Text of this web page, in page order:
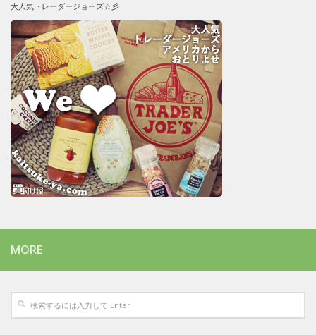
大人気トレーダージョーズ☆彡
MORE